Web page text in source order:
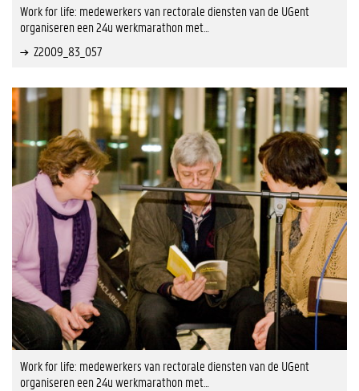
Work for life: medewerkers van rectorale diensten van de UGent
organiseren een 24u werkmarathon met…
Z2009_83_057
Work for life: medewerkers van rectorale diensten van de UGent
organiseren een 24u werkmarathon met…